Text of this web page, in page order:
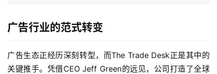
广告行业的范式转变
广告生态正经历深刻转型，而The Trade Desk正是其中的
关键推手。凭借CEO Jeff Green的远见，公司打造了全球